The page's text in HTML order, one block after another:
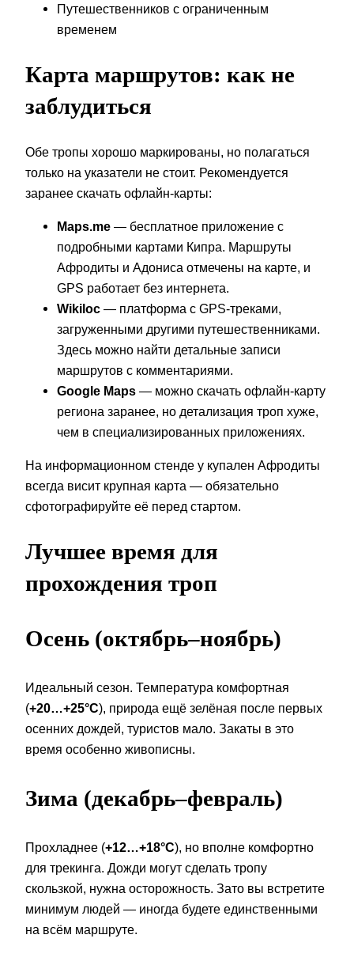
Путешественников с ограниченным
временем
Карта маршрутов: как не
заблудиться
Обе тропы хорошо маркированы, но полагаться
только на указатели не стоит. Рекомендуется
заранее скачать офлайн-карты:
Maps.me — бесплатное приложение с
подробными картами Кипра. Маршруты
Афродиты и Адониса отмечены на карте, и
GPS работает без интернета.
Wikiloc — платформа с GPS-треками,
загруженными другими путешественниками.
Здесь можно найти детальные записи
маршрутов с комментариями.
Google Maps — можно скачать офлайн-карту
региона заранее, но детализация троп хуже,
чем в специализированных приложениях.
На информационном стенде у купален Афродиты
всегда висит крупная карта — обязательно
сфотографируйте её перед стартом.
Лучшее время для
прохождения троп
Осень (октябрь–ноябрь)
Идеальный сезон. Температура комфортная
(+20…+25°C), природа ещё зелёная после первых
осенних дождей, туристов мало. Закаты в это
время особенно живописны.
Зима (декабрь–февраль)
Прохладнее (+12…+18°C), но вполне комфортно
для трекинга. Дожди могут сделать тропу
скользкой, нужна осторожность. Зато вы встретите
минимум людей — иногда будете единственными
на всём маршруте.